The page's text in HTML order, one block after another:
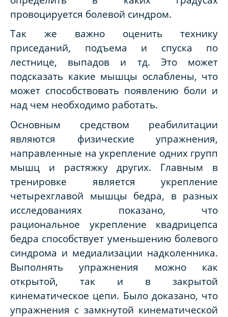
провоцируется болевой синдром.
Так же важно оценить технику
приседаний, подъема и спуска по
лестнице, выпадов и тд. Это может
подсказать какие мышцы ослаблены, что
может способствовать появлению боли и
над чем необходимо работать.
Основным средством реабилитации
являются физические упражнения,
направленные на укрепление одних групп
мышц и растяжку других. Главным в
тренировке является укрепление
четырехглавой мышцы бедра, в разных
исследованиях показано, что
рациональное укрепление квадрицепса
бедра способствует уменьшению болевого
синдрома и медиализации надколенника.
Выполнять упражнения можно как
открытой, так и в закрытой
кинематическое цепи. Было доказано, что
упражнения с замкнутой кинематической